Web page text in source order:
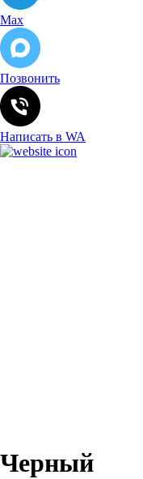
Max
Позвонить
Написать в WA
Черный